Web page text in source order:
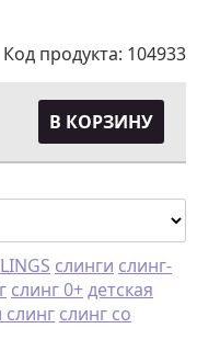
Код продукта: 104933
В КОРЗИНУ
слинги слинг-
слинг 0+детская
слинг со